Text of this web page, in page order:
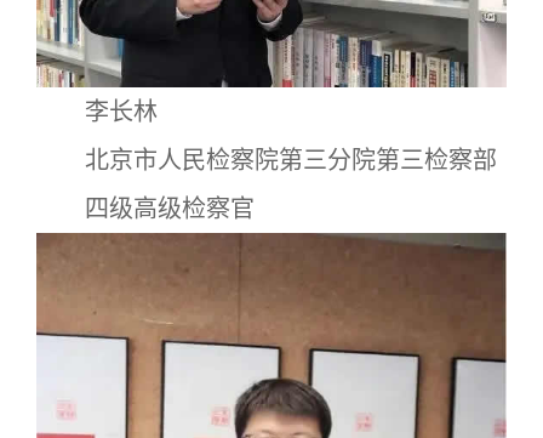
李长林
北京市人民检察院第三分院第三检察部
四级高级检察官